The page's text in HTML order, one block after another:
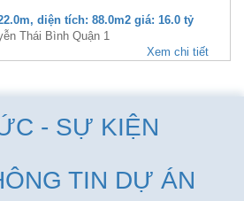
diện tích: 88.0m2 giá: 16.0 tỷ
Thái Bình Quận 1
Xem chi tiết
- SỰ KIỆN
TIN DỰ ÁN